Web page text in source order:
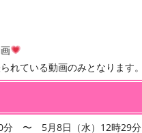
れている動画のみとなります。
分 〜 5月8日（水）12時29分